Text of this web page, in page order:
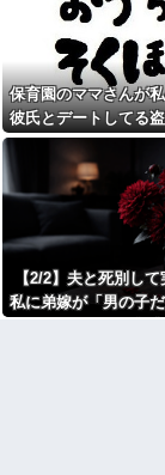
た。まさかの不倫現
進学クラスで教師
抱えていた中学生。
取った行動が大人に
で…
彼の同期の嫁が子
だ。すると、彼が「
話してきて...
【速報】れいわ
「いのちの党」に改
【画像】令和最新
ゃん、可愛過ぎてワ
刺さりまくりw w
【衝撃】浅田真央
活条件がこちら←む
保育園のママさんが
彼氏とデートしてる
見せて「あとはわか
えず5万を家に持って
てきた
【2/2】夫と死別し
私に弟嫁が「男の子